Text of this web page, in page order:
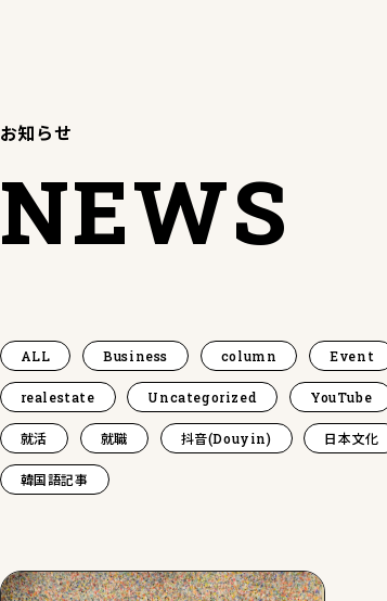
お知らせ
NEWS
ALL Business column Event
realestate Uncategorized YouTube
就活 就職 抖音(Douyin) 日本文化
韓国語記事